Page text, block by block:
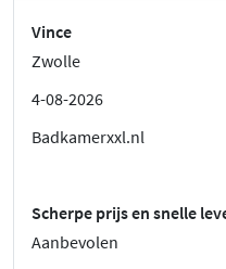
Vince
Zwolle
4-08-2026
Badkamerxxl.nl
Scherpe prijs en snelle
Aanbevolen